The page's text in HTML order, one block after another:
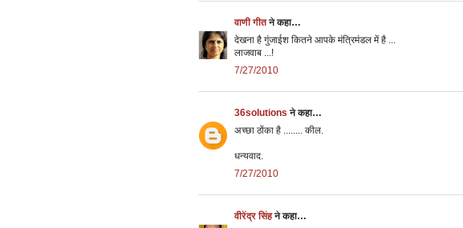
वाणी गीतने कहा…
देखना है गुंजाईश कितने आपके मंत्रिमंडल में है ...
लाजवाब ...!
7/27/2010
36solutions ने कहा…
अच्‍छा ठोंका है ........ कील.
धन्‍यवाद.
7/27/2010
वीरेंद्र सिंहने कहा…